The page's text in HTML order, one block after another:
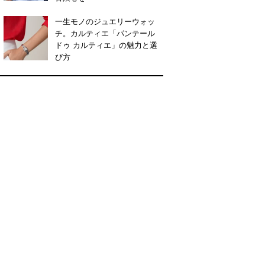
一生モノのジュエリーウォッ
チ。カルティエ「パンテール
ドゥ カルティエ」の魅力と選
び方